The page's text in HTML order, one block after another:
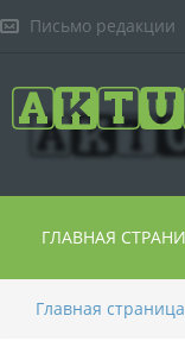
Письмо редакции
ГЛАВНАЯ
Главная страница